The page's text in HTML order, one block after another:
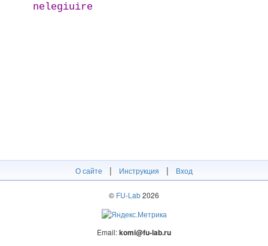
nelegiuire
О сайте | Инструкция | Вход
© FU-Lab2026
Email:komi@fu-lab.ru